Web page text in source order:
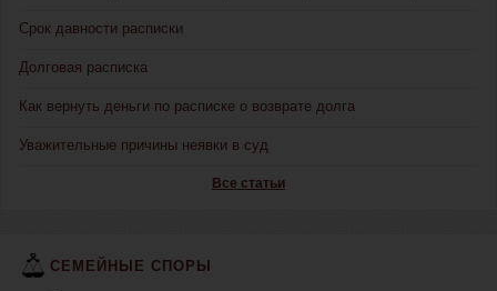
Срок давности расписки
Долговая расписка
Как вернуть деньги по расписке о возврате долга
Уважительные причины неявки в суд
Все статьи
СЕМЕЙНЫЕ СПОРЫ